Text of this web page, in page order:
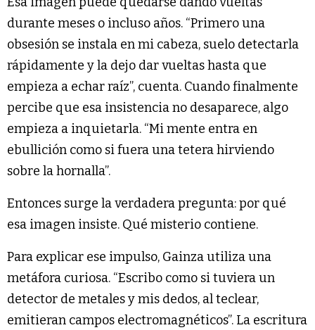
durante meses o incluso años. “Primero una
obsesión se instala en mi cabeza, suelo detectarla
rápidamente y la dejo dar vueltas hasta que
empieza a echar raíz”, cuenta. Cuando finalmente
percibe que esa insistencia no desaparece, algo
empieza a inquietarla. “Mi mente entra en
ebullición como si fuera una tetera hirviendo
sobre la hornalla”.
Entonces surge la verdadera pregunta: por qué
esa imagen insiste. Qué misterio contiene.
Para explicar ese impulso, Gainza utiliza una
metáfora curiosa. “Escribo como si tuviera un
detector de metales y mis dedos, al teclear,
emitieran campos electromagnéticos”. La escritura